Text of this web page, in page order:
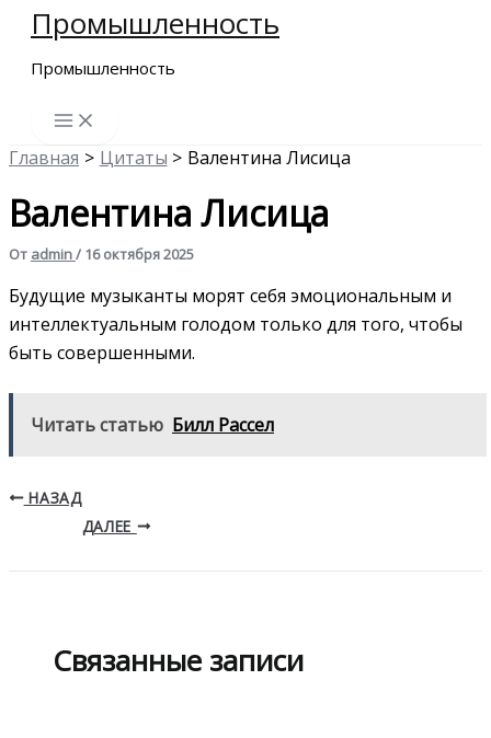
Перейти
содержимому
Промышленность
Промышленность
Главная Цитаты Валентина Лисица
Валентина Лисица
От admin/ 16 октября 2025
Будущие музыканты морят себя эмоциональным и
интеллектуальным голодом только для того, чтобы
быть совершенными.
Читать статью Билл Рассел
НАЗАД
ДАЛЕЕ
Связанные записи